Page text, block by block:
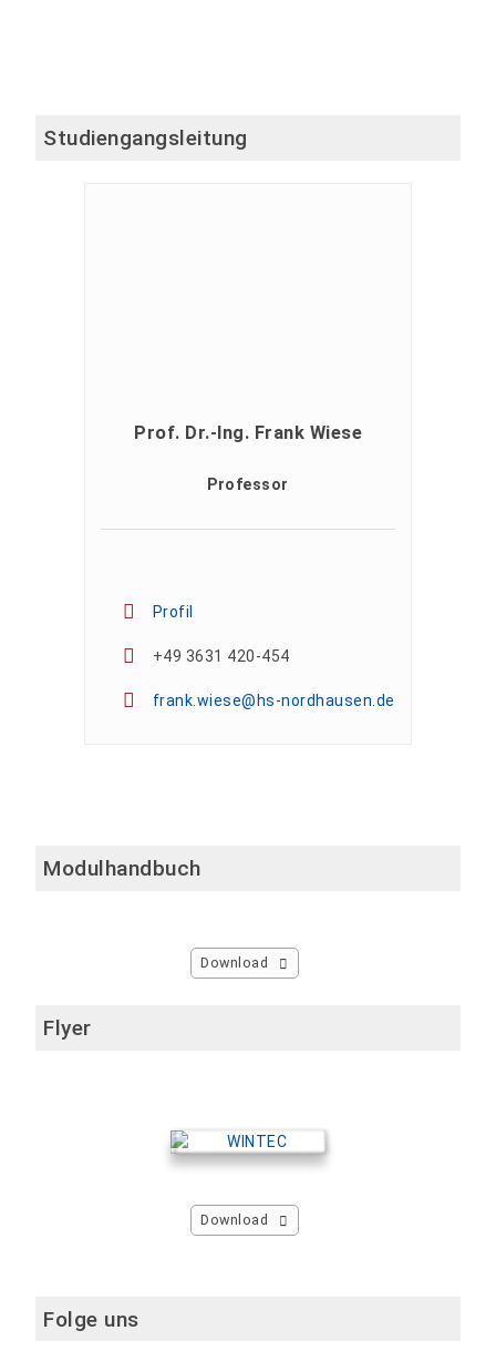
Studiengangsleitung
Prof. Dr.-Ing. Frank Wiese
Professor
Profil
+49 3631 420-454
frank.wiese@hs-nordhausen.de
Modulhandbuch
Download
Flyer
Download
Folge uns